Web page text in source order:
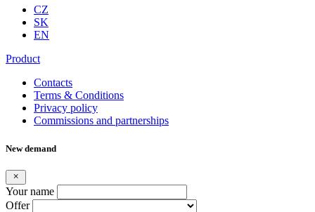
CZ
SK
EN
Product
Contacts
Terms & Conditions
Privacy policy
Commissions and partnerships
New demand
Your name
Offer